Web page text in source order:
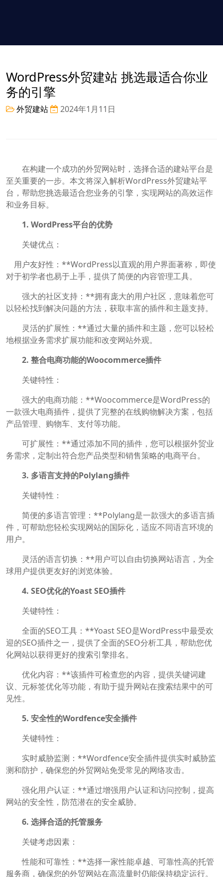
WordPress外贸建站 挑选最适合你业
务的引擎
外贸建站 2024年1月11日
在构建一个成功的外贸网站时，选择合适的建站平台是
至关重要的一步。本文将深入解析WordPress外贸建站平
台，帮助您挑选最适合您业务的引擎，实现网站的高效运作
和业务目标。
1. WordPress平台的优势
关键优点：
用户友好性：**WordPress以直观的用户界面著称，即使
对于初学者也易于上手，提供了简便的内容管理工具。
强大的社区支持：**拥有庞大的用户社区，意味着您可
以轻松找到解决问题的方法，获取丰富的插件和主题支持。
灵活的扩展性：**通过大量的插件和主题，您可以轻松
地根据业务需求扩展功能和改变网站外观。
2. 整合电商功能的Woocommerce插件
关键特性：
强大的电商功能：**Woocommerce是WordPress的
一款强大电商插件，提供了完整的在线购物解决方案，包括
产品管理、购物车、支付等功能。
可扩展性：**通过添加不同的插件，您可以根据外贸业
务需求，定制出符合您产品类型和销售策略的电商平台。
3. 多语言支持的Polylang插件
关键特性：
简便的多语言管理：**Polylang是一款强大的多语言插
件，可帮助您轻松实现网站的国际化，适应不同语言环境的
用户。
灵活的语言切换：**用户可以自由切换网站语言，为全
球用户提供更友好的浏览体验。
4. SEO优化的Yoast SEO插件
关键特性：
全面的SEO工具：**Yoast SEO是WordPress中最受欢
迎的SEO插件之一，提供了全面的SEO分析工具，帮助您优
化网站以获得更好的搜索引擎排名。
优化内容：**该插件可检查您的内容，提供关键词建
议、元标签优化等功能，有助于提升网站在搜索结果中的可
见性。
5. 安全性的Wordfence安全插件
关键特性：
实时威胁监测：**Wordfence安全插件提供实时威胁监
测和防护，确保您的外贸网站免受常见的网络攻击。
强化用户认证：**通过增强用户认证和访问控制，提高
网站的安全性，防范潜在的安全威胁。
6. 选择合适的托管服务
关键考虑因素：
性能和可靠性：**选择一家性能卓越、可靠性高的托管
服务商，确保您的外贸网站在高流量时仍能保持稳定运行。